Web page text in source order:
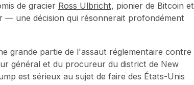
de gracier Ross Ulbricht, pionier de Bitcoin et
— une décision qui résonnerait profondément
grande partie de l'assaut réglementaire contre
général et du procureur du district de New
est sérieux au sujet de faire des États-Unis